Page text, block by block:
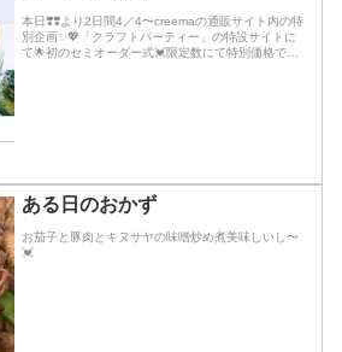
本日❣️❣️より2日間4／4〜creemaの通販サイト内の特
別企画✨💖「クラフトパーティー」の特設サイトに
て🌟初のセミオーダー式💓限定数にて特別価格で販
ある日のおかず
お茄子と豚肉とキヌサヤの味噌炒め煮美味しいし〜
💓